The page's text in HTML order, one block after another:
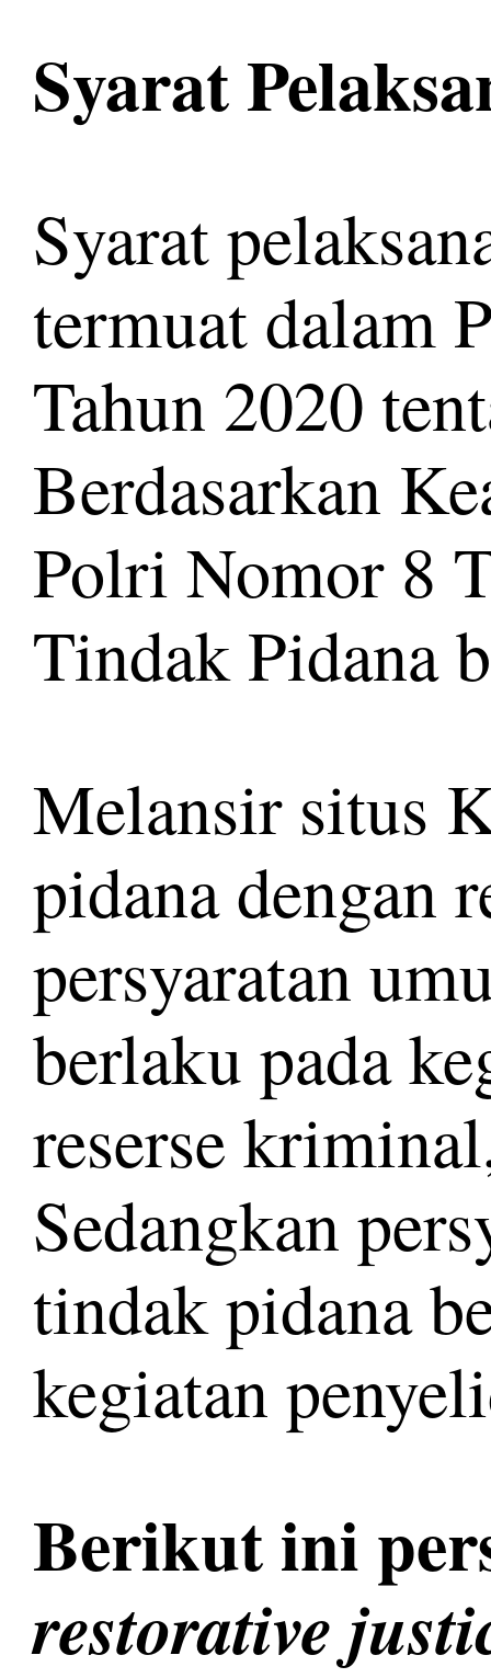
Syarat
Syarat
termuat dalam
Tahun 2020
Berdasarkan
Polri Nomor 8
Tindak Pidana
Melansir situs
pidana dengan
persyaratan
berlaku pada
reserse
Sedangkan
tindak pidana
kegiatan
Berikut ini
restorative